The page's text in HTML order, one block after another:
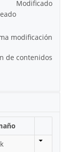
Modificado
modificación
de contenidos